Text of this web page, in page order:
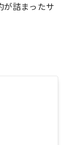
が詰まったサ